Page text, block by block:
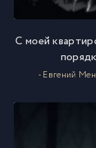
С моей
- Евгений